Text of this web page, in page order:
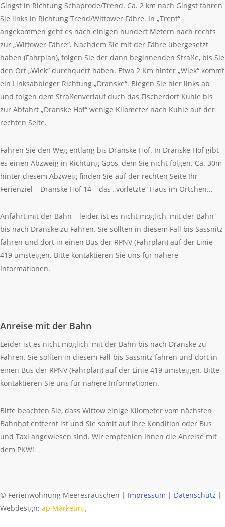
Gingst in Richtung Schaprode/Trend. Ca. 2 km nach Gingst fahren
Sie links in Richtung Trend/Wittower Fähre. In „Trent“
angekommen geht es nach einigen hundert Metern nach rechts
zur „Wittower Fähre“. Nachdem Sie mit der Fähre übergesetzt
haben (Fahrplan), folgen Sie der dann beginnenden Straße, bis Sie
den Ort „Wiek“ durchquert haben. Etwa 2 Km hinter „Wiek“ kommt
ein Linksabbieger Richtung „Dranske“. Biegen Sie hier links ab
und folgen dem Straßenverlauf duch das Fischerdorf Kuhle bis
zur Abfahrt „Dranske Hof“ wenige Kilometer nach Kuhle auf der
rechten Seite.
Fahren Sie den Weg entlang bis Dranske Hof. In Dranske Hof gibt
es einen Abzweig in Richtung Goos, dem Sie nicht folgen. Ca. 30m
hinter diesem Abzweig finden Sie auf der rechten Seite Ihr
Ferienziel – Dranske Hof 14 – das „vorletzte“ Haus im Örtchen…
Anfahrt mit der Bahn – leider ist es nicht möglich, mit der Bahn
bis nach Dranske zu Fahren. Sie sollten in diesem Fall bis Sassnitz
fahren und dort in einen Bus der RPNV (Fahrplan) auf der Linie
419 umsteigen. Bitte kontaktieren Sie uns für nähere
Informationen.
Anreise mit der Bahn
Leider ist es nicht möglich, mit der Bahn bis nach Dranske zu
Fahren. Sie sollten in diesem Fall bis Sassnitz fahren und dort in
einen Bus der RPNV (Fahrplan) auf der Linie 419 umsteigen. Bitte
kontaktieren Sie uns für nähere Informationen.
Bitte beachten Sie, dass Wittow einige Kilometer vom nächsten
Bahnhof entfernt ist und Sie somit auf Ihre Kondition oder Bus
und Taxi angewiesen sind. Wir empfehlen Ihnen die Anreise mit
dem PKW!
© Ferienwohnung Meeresrauschen | Impressum | Datenschutz |
Webdesign: ap Marketing